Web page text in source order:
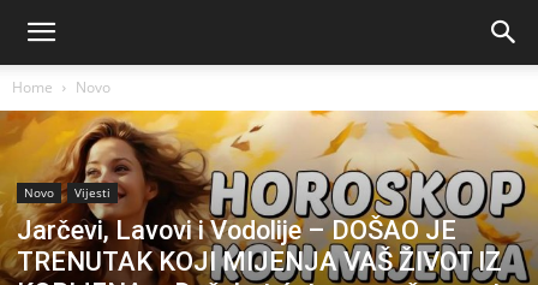
Home Novo
Novo Vijesti
Jarčevi, Lavovi i Vodolije – DOŠAO JE
TRENUTAK KOJI MIJENJA VAŠ ŽIVOT IZ